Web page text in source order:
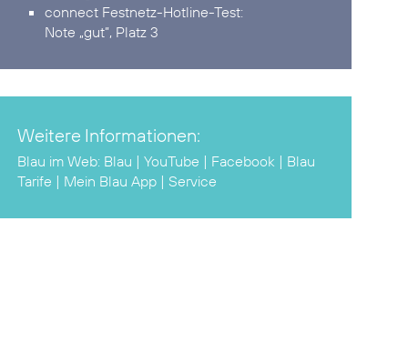
connect Festnetz-Hotline-Test:
Note „gut”, Platz 3
Weitere Informationen:
Blau im Web: Blau |YouTube | Facebook | Blau
Tarife | Mein Blau App |Service